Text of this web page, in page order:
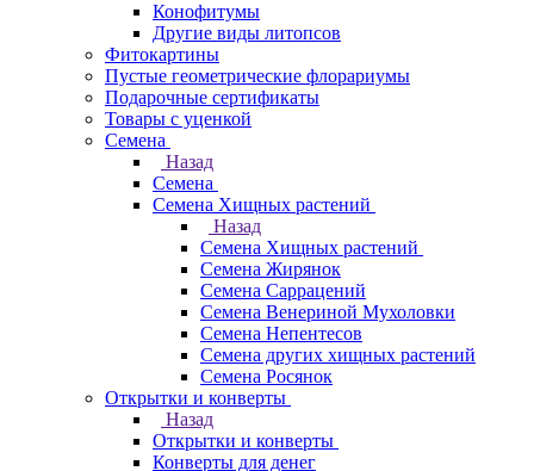
Конофитумы
Другие виды литопсов
Фитокартины
Пустые геометрические флорариумы
Подарочные сертификаты
Товары с уценкой
Семена
Назад
Семена
Семена Хищных растений
Назад
Семена Хищных растений
Семена Жирянок
Семена Саррацений
Семена Венериной Мухоловки
Семена Непентесов
Семена других хищных растений
Семена Росянок
Открытки и конверты
Назад
Открытки и конверты
Конверты для денег